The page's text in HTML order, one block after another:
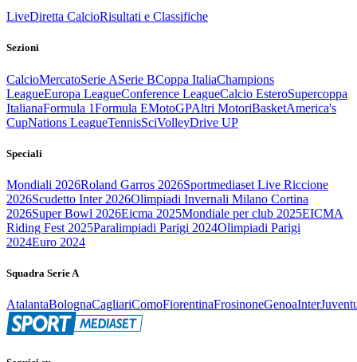
LiveDiretta CalcioRisultati e Classifiche
Sezioni
CalcioMercatoSerie ASerie BCoppa ItaliaChampions
LeagueEuropa LeagueConference LeagueCalcio EsteroSupercoppa
ItalianaFormula 1Formula EMotoGPAltri MotoriBasketAmerica's
CupNations LeagueTennisSciVolleyDrive UP
Speciali
Mondiali 2026Roland Garros 2026Sportmediaset Live Riccione
2026Scudetto Inter 2026Olimpiadi Invernali Milano Cortina
2026Super Bowl 2026Eicma 2025Mondiale per club 2025EICMA
Riding Fest 2025Paralimpiadi Parigi 2024Olimpiadi Parigi
2024Euro 2024
Squadra Serie A
AtalantaBolognaCagliariComoFiorentinaFrosinoneGenoaInter